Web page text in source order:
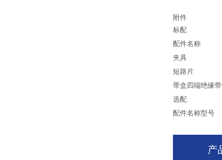
附件
标配
配件名称
夹具
短路片
带盒四端绝缘
选配
配件名称型号
产